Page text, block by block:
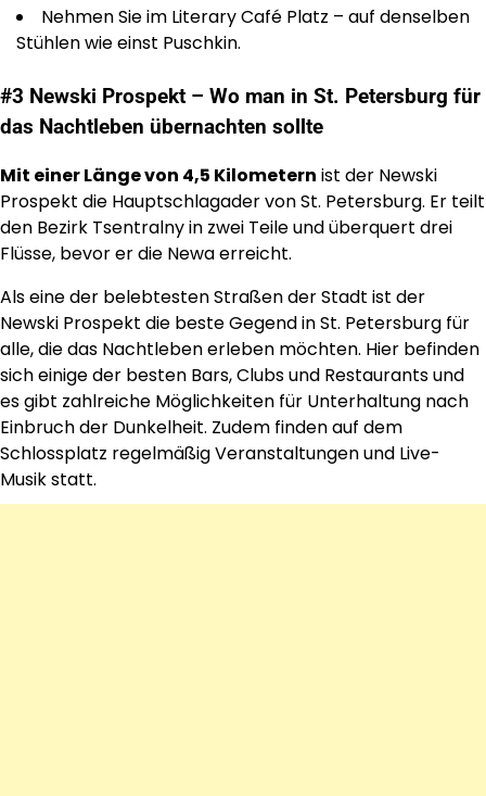
Nehmen Sie im Literary Café Platz – auf denselben
Stühlen wie einst Puschkin.
#3 Newski Prospekt – Wo man in St. Petersburg für
das Nachtleben übernachten sollte
Mit einer Länge von 4,5 Kilometern ist der Newski
Prospekt die Hauptschlagader von St. Petersburg. Er teilt
den Bezirk Tsentralny in zwei Teile und überquert drei
Flüsse, bevor er die Newa erreicht.
Als eine der belebtesten Straßen der Stadt ist der
Newski Prospekt die beste Gegend in St. Petersburg für
alle, die das Nachtleben erleben möchten. Hier befinden
sich einige der besten Bars, Clubs und Restaurants und
es gibt zahlreiche Möglichkeiten für Unterhaltung nach
Einbruch der Dunkelheit. Zudem finden auf dem
Schlossplatz regelmäßig Veranstaltungen und Live-
Musik statt.